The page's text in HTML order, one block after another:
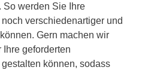
So werden Sie Ihre
verschiedenartiger und
Gern machen wir
Ihre geforderten
können, sodass